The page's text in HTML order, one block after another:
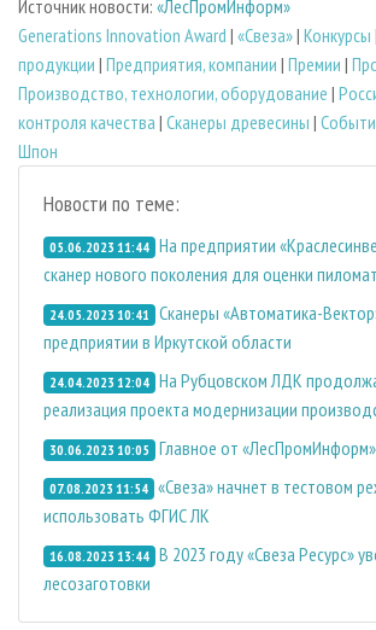
Источник новости: «ЛесПромИнформ»
Generations Innovation Award | «Свеза»| Конкурсы |
продукции | Предприятия, компании | Премии |
Производство, технологии, оборудование |
контроля качества | Сканеры древесины |
Шпон
Новости по теме:
05.06.2023 11:44 На предприятии
сканер нового поколения для оценки
24.05.2023 10:41 Сканеры «Автоматика-
предприятии в Иркутской области
24.04.2023 12:04 На Рубцовском ЛДК
реализация проекта модернизации
30.06.2023 10:05 Главное от
07.08.2023 11:54 «Свеза» начнет в тестовом
использовать ФГИС ЛК
16.08.2023 13:44 В 2023 году «Свеза Ресурс»
лесозаготовки